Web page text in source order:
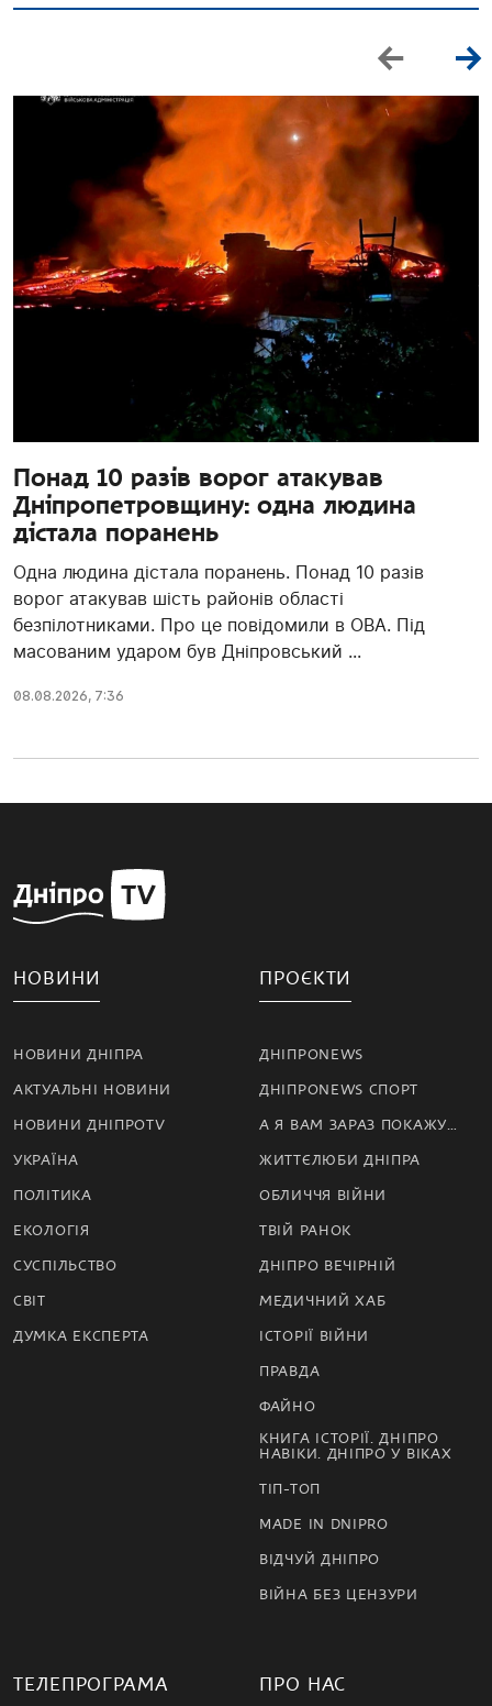
Понад 10 разів ворог атакував
Дніпропетровщину: одна людина
дістала поранень
Одна людина дістала поранень. Понад 10 разів
ворог атакував шість районів області
безпілотниками. Про це повідомили в ОВА. Під
масованим ударом був Дніпровський ...
08.08.2026, 7:36
НОВИНИ
НОВИНИ ДНІПРА
АКТУАЛЬНІ НОВИНИ
НОВИНИ ДНІПРОTV
УКРАЇНА
ПОЛІТИКА
ЕКОЛОГІЯ
СУСПІЛЬСТВО
СВІТ
ДУМКА ЕКСПЕРТА
ПРОЄКТИ
ДНІПРОNEWS
ДНІПРОNEWS СПОРТ
А Я ВАМ ЗАРАЗ ПОКАЖУ…
ЖИТТЄЛЮБИ ДНІПРА
ОБЛИЧЧЯ ВІЙНИ
ТВІЙ РАНОК
ДНІПРО ВЕЧІРНІЙ
МЕДИЧНИЙ ХАБ
ІСТОРІЇ ВІЙНИ
ПРАВДА
ФАЙНО
КНИГА ІСТОРІЇ. ДНІПРО
НАВІКИ. ДНІПРО У ВІКАХ
ТІП-ТОП
MADE IN DNIPRO
ВІДЧУЙ ДНІПРО
ВІЙНА БЕЗ ЦЕНЗУРИ
ТЕЛЕПРОГРАМА ПРО НАС